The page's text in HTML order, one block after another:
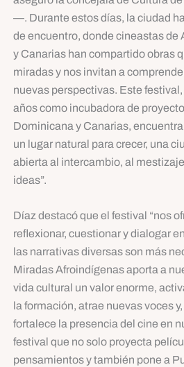
—. Durante estos días, la ciudad
de encuentro, donde cineastas de
y Canarias han compartido obras
miradas y nos invitan a
nuevas perspectivas. Este
años como incubadora de
Dominicana y Canarias,
un lugar natural para crecer, una
abierta al intercambio, al
ideas”.
Díaz destacó que el festival “nos
reflexionar, cuestionar y dialogar
las narrativas diversas son más
Miradas Afroindígenas aporta a
vida cultural un valor enorme,
la formación, atrae nuevas voces
fortalece la presencia del cine en
festival que no solo proyecta
pensamientos y también pone a